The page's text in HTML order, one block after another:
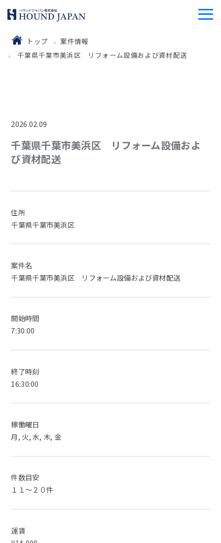
トップ
案件情報
千葉県千葉市美浜区 リフォーム設備および資材配送
2026.02.09
千葉県千葉市美浜区 リフォーム設備およ
び資材配送
住所
千葉県千葉市美浜区
案件名
千葉県千葉市美浜区 リフォーム設備および資材配送
開始時間
7:30:00
終了時刻
16:30:00
稼働曜日
月, 火, 水, 木, 金
件数目安
１１～２０件
運賃